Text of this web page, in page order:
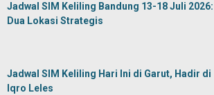
Jadwal SIM Keliling Bandung 13-18 Juli 2026:
Dua Lokasi Strategis
Jadwal SIM Keliling Hari Ini di Garut, Hadir di
Iqro Leles